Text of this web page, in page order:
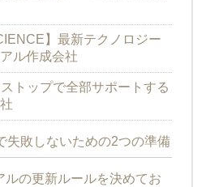
】最新テクノロジー
ル作成会社
トップで全部サポートする
失敗しないための2つの準備
ルの更新ルールを決めてお